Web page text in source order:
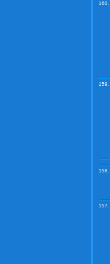
160.
159.
158.
157.